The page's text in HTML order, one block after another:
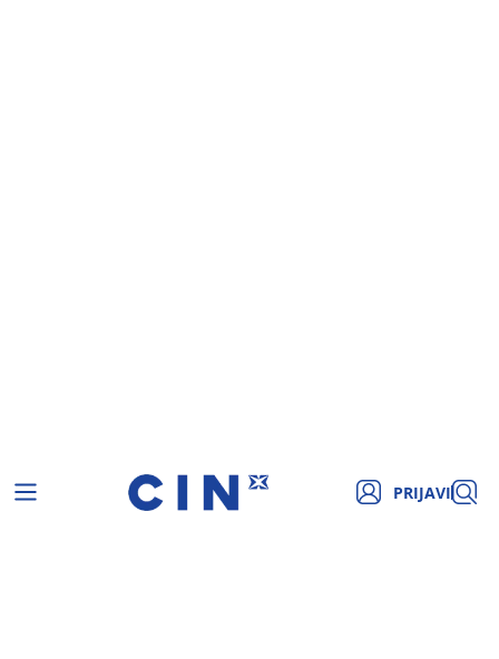
PRIJAVI